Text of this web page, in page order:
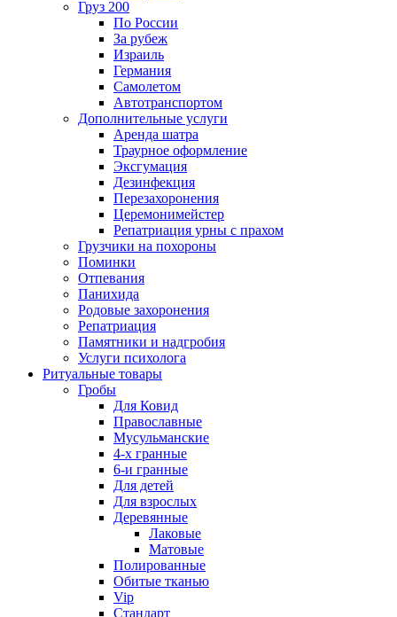
Груз 200
По России
За рубеж
Израиль
Германия
Самолетом
Автотранспортом
Дополнительные услуги
Аренда шатра
Траурное оформление
Эксгумация
Дезинфекция
Перезахоронения
Церемонимейстер
Репатриация урны с прахом
Грузчики на похороны
Поминки
Отпевания
Панихида
Родовые захоронения
Репатриация
Памятники и надгробия
Услуги психолога
Ритуальные товары
Гробы
Для Ковид
Православные
Мусульманские
4-х гранные
6-и гранные
Для детей
Для взрослых
Деревянные
Лаковые
Матовые
Полированные
Обитые тканью
Vip
Стандарт